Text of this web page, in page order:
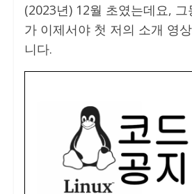
(2023년) 12월 초였는데요,
가 이제서야 첫 저의 소개 영
니다.